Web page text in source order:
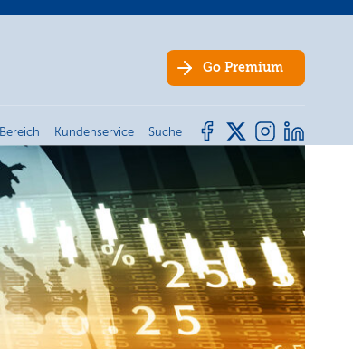
Go Premium
Kundenservice Suche